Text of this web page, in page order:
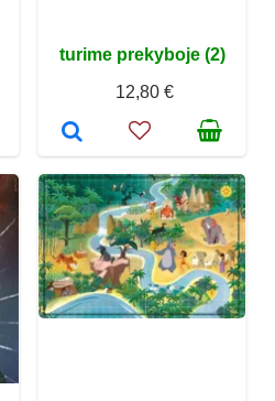
turime prekyboje (2)
12,80 €